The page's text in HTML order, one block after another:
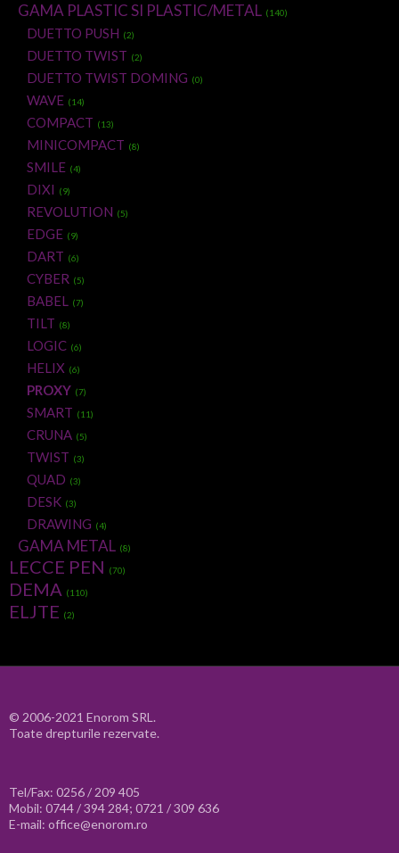
GAMA PLASTIC SI PLASTIC/METAL (140)
DUETTO PUSH (2)
DUETTO TWIST (2)
DUETTO TWIST DOMING (0)
WAVE (14)
COMPACT (13)
MINICOMPACT (8)
SMILE (4)
DIXI (9)
REVOLUTION (5)
EDGE (9)
DART (6)
CYBER (5)
BABEL (7)
TILT (8)
LOGIC (6)
HELIX (6)
PROXY (7)
SMART (11)
CRUNA (5)
TWIST (3)
QUAD (3)
DESK (3)
DRAWING (4)
GAMA METAL (8)
LECCE PEN (70)
DEMA (110)
ELJTE (2)
© 2006-2021 Enorom SRL.
Toate drepturile rezervate.
Tel/Fax: 0256 / 209 405
Mobil: 0744 / 394 284; 0721 / 309 636
E-mail: office@enorom.ro